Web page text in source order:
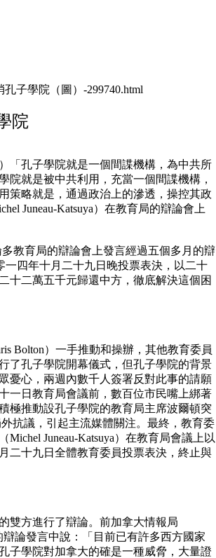
子學院（圖）-299740.html
院
「孔子學院就是一個間諜機構，為中共所
就是被中共利用，充當一個間諜機構，
策略就是，通過政治上的滲透，操控其政
Juneau-Katsuya）在教育局的辯論會上
教育局的辯論會上發言經過五個多月的辯
四年十月二十九日晚投票表決，以二十
十二萬五千元歸還中方，徹底解決這個困
Bolton）一手推動和操辦，其他教育委員
了孔子學院開幕儀式，但孔子學院的背景
憂心，兩週內數千人簽署反對此事的請願
一日教育局會議前，數百位市民嘴上綁著
極推動設孔子學院的教育局主席波爾頓突
抗議，引起主流媒體關注。最終，教育委
Juneau-Katsuya）在教育局會議上以
二十九日全體教育委員投票表決，終止與
雙方進行了辯論。前加拿大情報局
辯論發言中說：「目前已有許多西方國家
子學院對加拿大的確是一種威脅，大量證